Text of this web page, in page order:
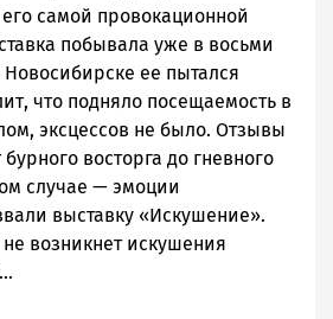
самой провокационной
побывала уже в восьми
ее пытался
что подняло посещаемость в
эксцессов не было. Отзывы
восторга до гневного
случае — эмоции
выставку «Искушение».
возникнет искушения